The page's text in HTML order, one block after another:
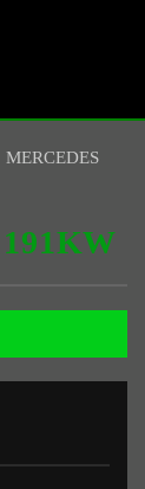
MERCEDES